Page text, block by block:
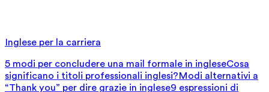
Inglese per la carriera
5 modi per concludere una mail formale in ingleseCosa
significano i titoli professionali inglesi?Modi alternativi a
“Thank you” per dire grazie in inglese9 espressioni di